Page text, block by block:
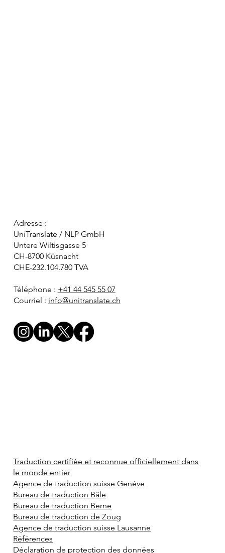
Adresse :
UniTranslate / NLP GmbH
Untere Wiltisgasse 5
CH-8700 Küsnacht
CHE-232.104.780 TVA
Téléphone : +41 44 545 55 07
Courriel : info@unitranslate.ch
Traduction certifiée et reconnue officiellement dans
le monde entier
Agence de traduction suisse Genève
Bureau de traduction Bâle
Bureau de traduction Berne
Bureau de traduction de Zoug
Agence de traduction suisse Lausanne
Références
Déclaration de protection des données